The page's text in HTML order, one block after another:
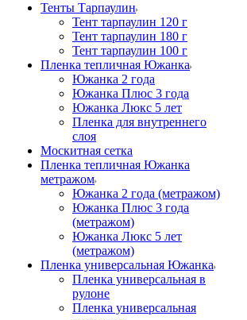
Тенты Тарпаулин
Тент тарпаулин 120 г
Тент тарпаулин 180 г
Тент тарпаулин 100 г
Пленка тепличная Южанка
Южанка 2 года
Южанка Плюс 3 года
Южанка Люкс 5 лет
Пленка для внутреннего
слоя
Москитная сетка
Пленка тепличная Южанка
метражом
Южанка 2 года (метражом)
Южанка Плюс 3 года
(метражом)
Южанка Люкс 5 лет
(метражом)
Пленка универсальная Южанка
Пленка универсальная в
рулоне
Пленка универсальная